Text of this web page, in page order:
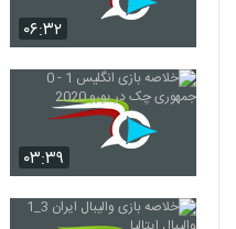
۰۶:۳۲
۰۳:۳۹